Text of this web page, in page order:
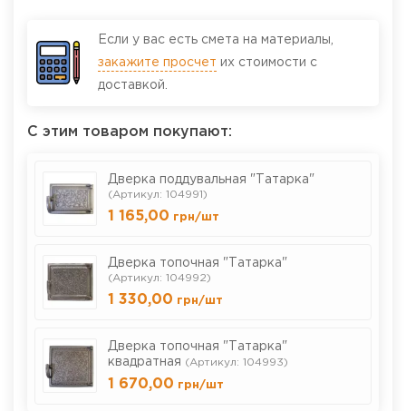
Если у вас есть смета на материалы,
закажите просчет их стоимости с
доставкой.
С этим товаром покупают:
Дверка поддувальная "Татарка"
(Артикул: 104991)
1 165,00 грн/шт
Дверка топочная "Татарка"
(Артикул: 104992)
1 330,00 грн/шт
Дверка топочная "Татарка"
квадратная (Артикул: 104993)
1 670,00 грн/шт